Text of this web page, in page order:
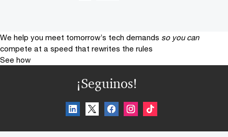
We help you meet tomorrow’s tech demands so you can
compete at a speed that rewrites the rules
See how
¡Seguinos!